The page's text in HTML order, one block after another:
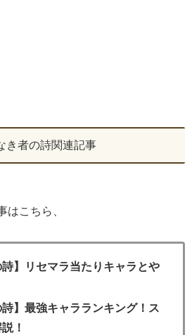
き者の詩関連記事
はこちら、
詩】リセマラ当たりキャラとや
詩】最強キャラランキング！ス
！